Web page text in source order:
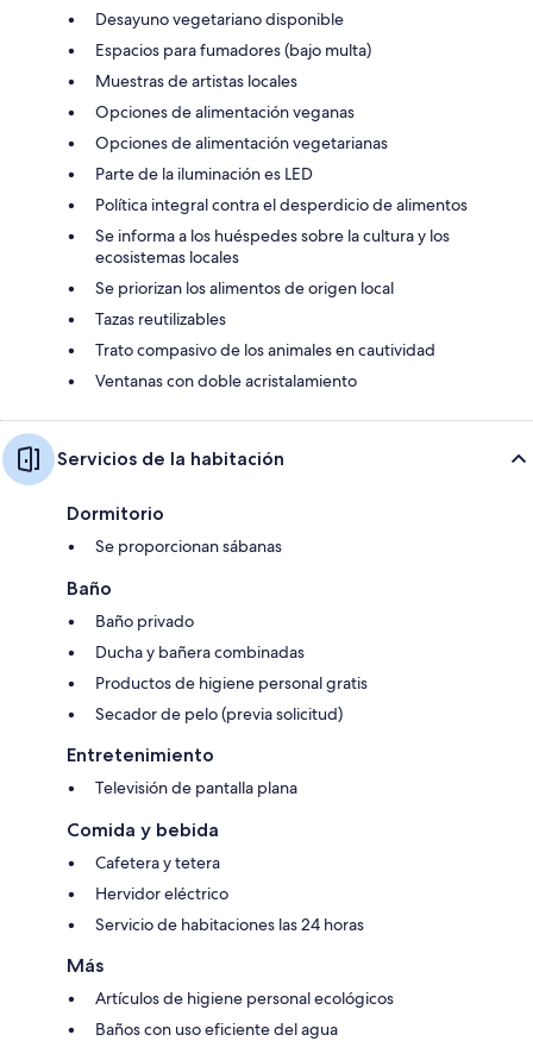
Desayuno vegetariano disponible
Espacios para fumadores (bajo multa)
Muestras de artistas locales
Opciones de alimentación veganas
Opciones de alimentación vegetarianas
Parte de la iluminación es LED
Política integral contra el desperdicio de alimentos
Se informa a los huéspedes sobre la cultura y los
ecosistemas locales
Se priorizan los alimentos de origen local
Tazas reutilizables
Trato compasivo de los animales en cautividad
Ventanas con doble acristalamiento
Servicios de la habitación
Dormitorio
Se proporcionan sábanas
Baño
Baño privado
Ducha y bañera combinadas
Productos de higiene personal gratis
Secador de pelo (previa solicitud)
Entretenimiento
Televisión de pantalla plana
Comida y bebida
Cafetera y tetera
Hervidor eléctrico
Servicio de habitaciones las 24 horas
Más
Artículos de higiene personal ecológicos
Baños con uso eficiente del agua